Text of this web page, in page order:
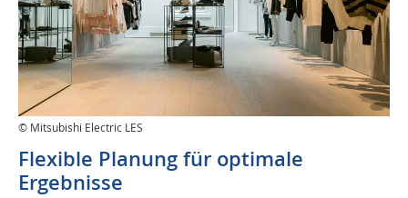
© Mitsubishi Electric LES
Flexible Planung für optimale
Ergebnisse